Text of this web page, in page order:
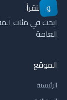
و لنقرأ
ابحث في مئات
العامة
الموقع
الرئيسية